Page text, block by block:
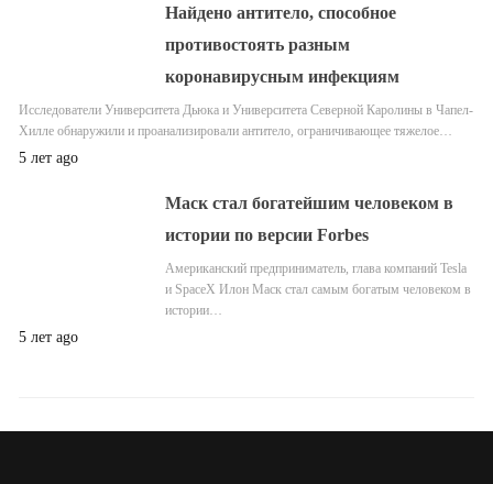
Найдено антитело, способное
противостоять разным
коронавирусным инфекциям
Исследователи Университета Дьюка и Университета Северной Каролины в Чапел-
Хилле обнаружили и проанализировали антитело, ограничивающее тяжелое…
5 лет ago
Маск стал богатейшим человеком в
истории по версии Forbes
Американский предприниматель, глава компаний Tesla
и SpaceX Илон Маск стал самым богатым человеком в
истории…
5 лет ago